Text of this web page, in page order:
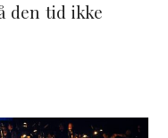
den tid ikke